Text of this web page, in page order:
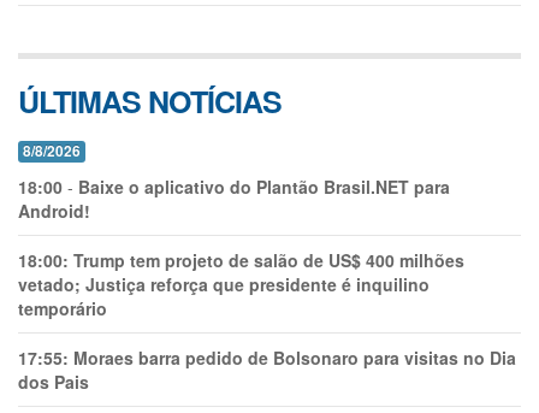
ÚLTIMAS NOTÍCIAS
8/8/2026
18:00 - Baixe o aplicativo do Plantão Brasil.NET para
Android!
18:00: Trump tem projeto de salão de US$ 400 milhões
vetado; Justiça reforça que presidente é inquilino
temporário
17:55: Moraes barra pedido de Bolsonaro para visitas no Dia
dos Pais